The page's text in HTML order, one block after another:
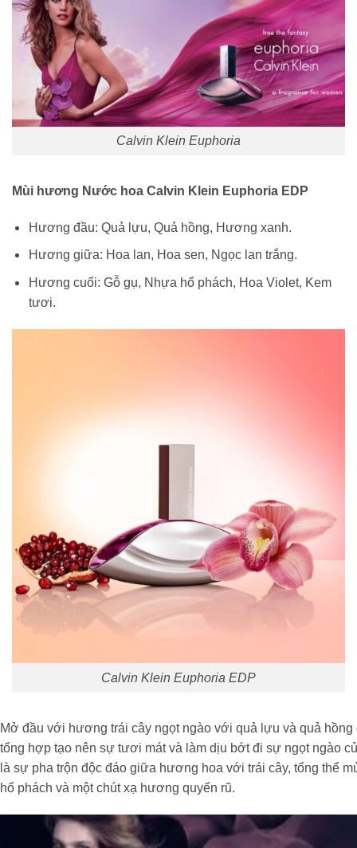
Calvin Klein Euphoria
Mùi hương Nước hoa Calvin Klein Euphoria EDP
Hương đầu: Quả lựu, Quả hồng, Hương xanh.
Hương giữa: Hoa lan, Hoa sen, Ngọc lan trắng.
Hương cuối: Gỗ gụ, Nhựa hổ phách, Hoa Violet, Kem
tươi.
Calvin Klein Euphoria EDP
Mở đầu với hương trái cây ngọt ngào với quả lựu và quả
tổng hợp tạo nên sự tươi mát và làm dịu bớt đi sự ngọt ngào
là sự pha trộn độc đáo giữa hương hoa với trái cây, tổng thể
hổ phách và một chút xạ hương quyến rũ.